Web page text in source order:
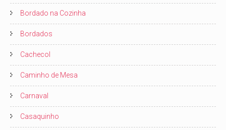
Bordado na Cozinha
Bordados
Cachecol
Caminho de Mesa
Carnaval
Casaquinho